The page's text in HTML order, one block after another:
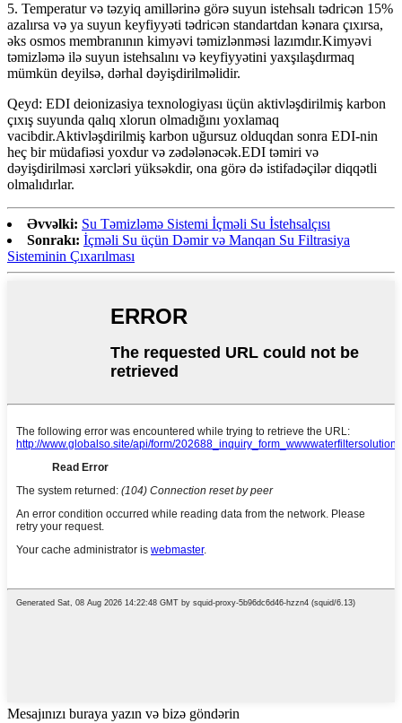
5. Temperatur və təzyiq amillərinə görə suyun istehsalı tədricən 15%
azalırsa və ya suyun keyfiyyəti tədricən standartdan kənara çıxırsa,
əks osmos membranının kimyəvi təmizlənməsi lazımdır.Kimyəvi
təmizləmə ilə suyun istehsalını və keyfiyyətini yaxşılaşdırmaq
mümkün deyilsə, dərhal dəyişdirilməlidir.
Qeyd: EDI deionizasiya texnologiyası üçün aktivləşdirilmiş karbon
çıxış suyunda qalıq xlorun olmadığını yoxlamaq
vacibdir.Aktivləşdirilmiş karbon uğursuz olduqdan sonra EDI-nin
heç bir müdafiəsi yoxdur və zədələnəcək.EDI təmiri və
dəyişdirilməsi xərcləri yüksəkdir, ona görə də istifadəçilər diqqətli
olmalıdırlar.
Əvvəlki: Su Təmizləmə Sistemi İçməli Su İstehsalçısı
Sonrakı: İçməli Su üçün Dəmir və Manqan Su Filtrasiya
Sisteminin Çıxarılması
Mesajınızı buraya yazın və bizə göndərin